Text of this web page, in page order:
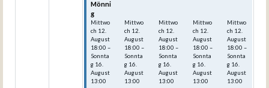
Mönni
g
Mittwo
ch 12.
August
18:00 –
Sonnta
g 16.
August
13:00
Mittwo
ch 12.
August
18:00 –
Sonnta
g 16.
August
13:00
Mittwo
ch 12.
August
18:00 –
Sonnta
g 16.
August
13:00
Mittwo
ch 12.
August
18:00 –
Sonnta
g 16.
August
13:00
Mittwo
ch 12.
August
18:00 –
Sonnta
g 16.
August
13:00